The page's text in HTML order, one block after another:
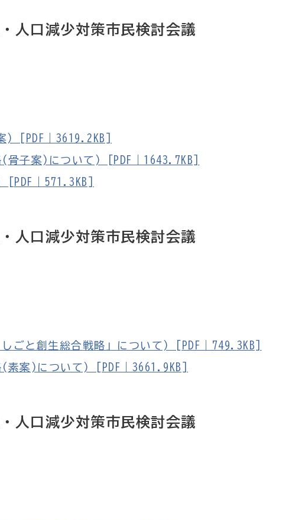
人口減少対策市民検討会議
) [PDF｜3619.2KB]
骨子案)について) [PDF｜1643.7KB]
｜571.3KB]
人口減少対策市民検討会議
ごと創生総合戦略」について) [PDF｜749.3KB]
素案)について) [PDF｜3661.9KB]
人口減少対策市民検討会議